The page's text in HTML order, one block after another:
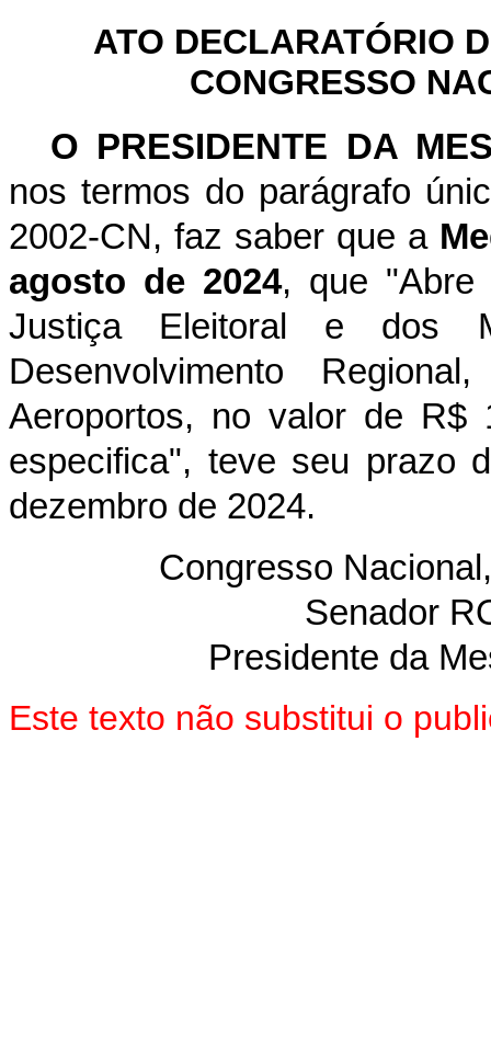
ATO DECLARATÓRIO
CONGRESSO
O PRESIDENTE DA
nos termos do parágrafo
2002-CN, faz saber que a
agosto de 2024, que "Abre
Justiça Eleitoral e dos
Desenvolvimento
Aeroportos, no valor de R$
especifica", teve seu prazo
dezembro de 2024.
Congresso
Senador
Presidente da
Este texto não substitui o